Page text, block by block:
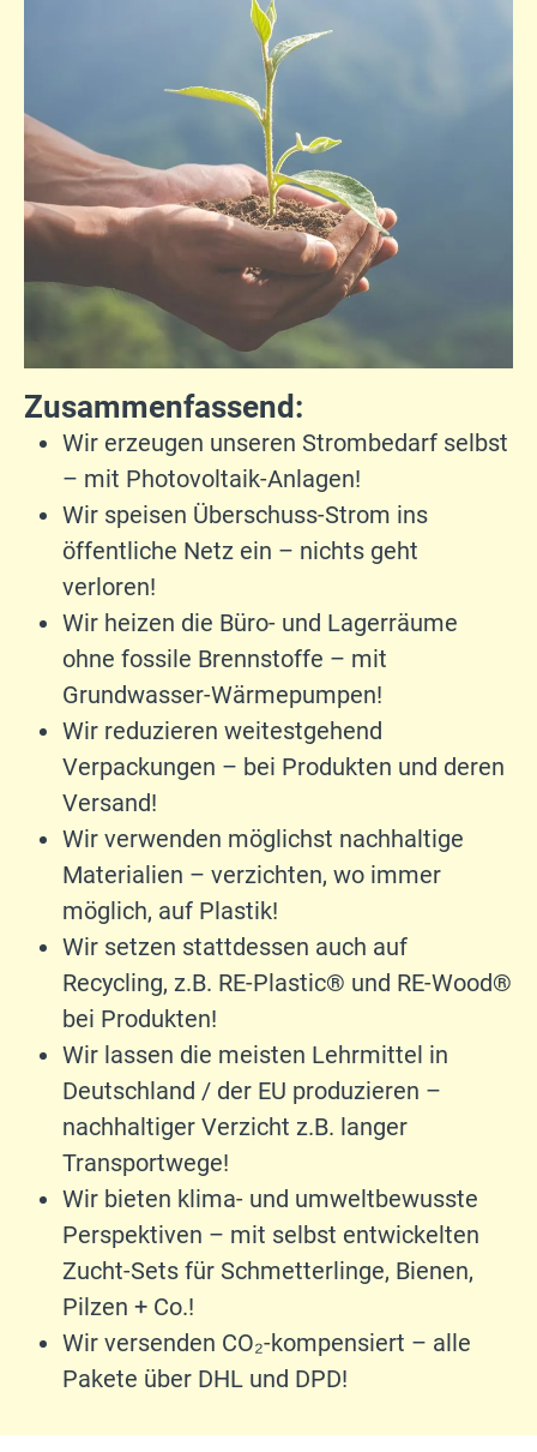
Zusammenfassend:
Wir erzeugen unseren Strombedarf selbst
– mit Photovoltaik-Anlagen!
Wir speisen Überschuss-Strom ins
öffentliche Netz ein – nichts geht
verloren!
Wir heizen die Büro- und Lagerräume
ohne fossile Brennstoffe – mit
Grundwasser-Wärmepumpen!
Wir reduzieren weitestgehend
Verpackungen – bei Produkten und deren
Versand!
Wir verwenden möglichst nachhaltige
Materialien – verzichten, wo immer
möglich, auf Plastik!
Wir setzen stattdessen auch auf
Recycling, z.B. RE-Plastic® und RE-Wood®
bei Produkten!
Wir lassen die meisten Lehrmittel in
Deutschland / der EU produzieren –
nachhaltiger Verzicht z.B. langer
Transportwege!
Wir bieten klima- und umweltbewusste
Perspektiven – mit selbst entwickelten
Zucht-Sets für Schmetterlinge, Bienen,
Pilzen + Co.!
Wir versenden CO₂-kompensiert – alle
Pakete über DHL und DPD!